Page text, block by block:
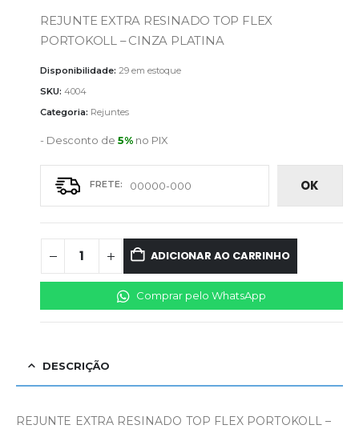
REJUNTE EXTRA RESINADO TOP FLEX
PORTOKOLL – CINZA PLATINA
Disponibilidade: 29 em estoque
SKU: 4004
Categoria: Rejuntes
- Desconto de 5% no PIX
OK
ADICIONAR AO CARRINHO
Comprar pelo WhatsApp
DESCRIÇÃO
REJUNTE EXTRA RESINADO TOP FLEX PORTOKOLL –